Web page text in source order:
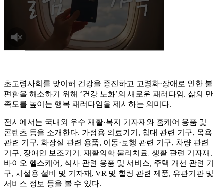
초고령사회를 맞이해 건강을 증진하고 고령화·장애로 인한 불
편함을 해소하기 위해 ‘건강 노화’의 새로운 패러다임, 삶의 만
족도를 높이는 행복 패러다임을 제시하는 의미다.
전시에서는 국내외 우수 재활·복지 기자재와 홈케어 용품 및
콘텐츠 등을 소개한다. 가정용 의료기기, 침대 관련 기구, 목욕
관련 기구, 화장실 관련 용품, 이동·보행 관련 기구, 차량 관련
기구, 장애인 보조기기, 재활의학 물리치료, 생활 관련 기자재,
바이오 헬스케어, 식사 관련 용품 및 서비스, 주택 개선 관련 기
구, 시설용 설비 및 기자재, VR 및 힐링 관련 제품, 유관기관 및
서비스 정보 등을 볼 수 있다.